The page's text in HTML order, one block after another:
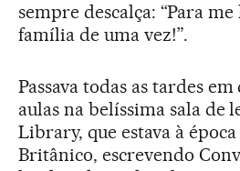
sempre descalça: “Para
família de uma vez!”.
Passava todas as tardes
aulas na belíssima sala de
Library, que estava à
Britânico, escrevendo